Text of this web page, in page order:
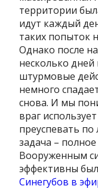
территории
идут каждый
таких попыток
Однако после
несколько
штурмовые
немного
снова. И мы
враг
преуспевать
задача –
Вооруженным
эффективны
Синегубов в